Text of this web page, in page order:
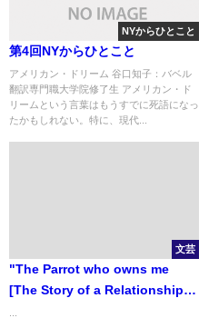
NYからひとこと
第4回NYからひとこと
アメリカン・ドリーム 谷口知子：バベル
翻訳専門職大学院修了生 アメリカン・ド
リームという言葉はもうすでに死語になっ
たかもしれない。特に、現代...
文芸
"The Parrot who owns me
[The Story of a Relationship]"